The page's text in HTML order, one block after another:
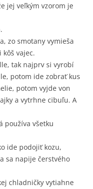
jej veľkým vzorom je
zo smotany vymieša
vajec.
tak najprv si vyrobí
potom ide zobrať kus
potom vyjde von
a vytrhne cibuľu. A
používa všetku
ide podojiť kozu,
sa napije čerstvého
chladničky vytiahne